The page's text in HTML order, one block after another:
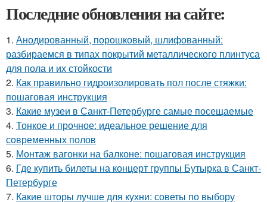
Последние обновления на сайте:
1. Анодированный, порошковый, шлифованный:
разбираемся в типах покрытий металлического плинтуса
для пола и их стойкости
2. Как правильно гидроизолировать пол после стяжки:
пошаговая инструкция
3. Какие музеи в Санкт-Петербурге самые посещаемые
4. Тонкое и прочное: идеальное решение для
современных полов
5. Монтаж вагонки на балконе: пошаговая инструкция
6. Где купить билеты на концерт группы Бутырка в Санкт-
Петербурге
7. Какие шторы лучше для кухни: советы по выбору